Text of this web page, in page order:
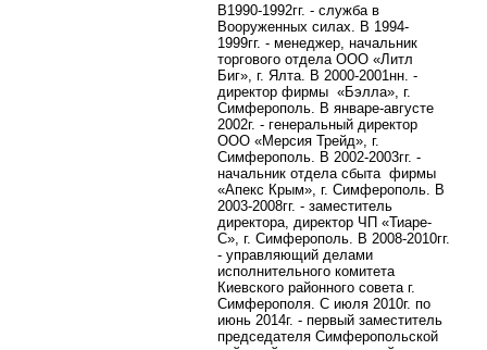
В1990-1992гг. - служба в
Вооруженных силах. В 1994-
1999гг. - менеджер, начальник
торгового отдела ООО «Литл
Биг», г. Ялта. В 2000-2001нн. -
директор фирмы «Бэлла», г.
Симферополь. В январе-августе
2002г. - генеральный директор
ООО «Мерсия Трейд», г.
Симферополь. В 2002-2003гг. -
начальник отдела сбыта фирмы
«Апекс Крым», г. Симферополь. В
2003-2008гг. - заместитель
директора, директор ЧП «Тиаре-
С», г. Симферополь. В 2008-2010гг.
- управляющий делами
исполнительного комитета
Киевского районного совета г.
Симферополя. С июля 2010г. по
июнь 2014г. - первый заместитель
председателя Симферопольской